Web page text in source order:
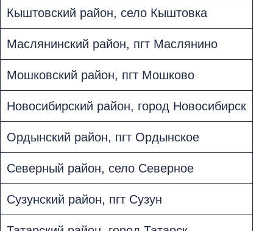
Кыштовский район, село Кыштовка
Маслянинский район, пгт Маслянино
Мошковский район, пгт Мошково
Новосибирский район, город Новосибирск
Ордынский район, пгт Ордынское
Северный район, село Северное
Сузунский район, пгт Сузун